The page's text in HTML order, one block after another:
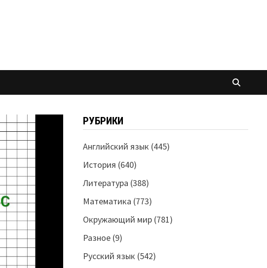
РУБРИКИ
Английский язык (445)
История (640)
Литература (388)
Математика (773)
Окружающий мир(781)
Разное(9)
Русский язык (542)